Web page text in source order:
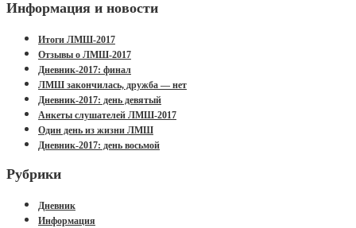
Информация и новости
Итоги ЛМШ-2017
Отзывы о ЛМШ-2017
Дневник-2017: финал
ЛМШ закончилась, дружба — нет
Дневник-2017: день девятый
Анкеты слушателей ЛМШ-2017
Один день из жизни ЛМШ
Дневник-2017: день восьмой
Рубрики
Дневник
Информация